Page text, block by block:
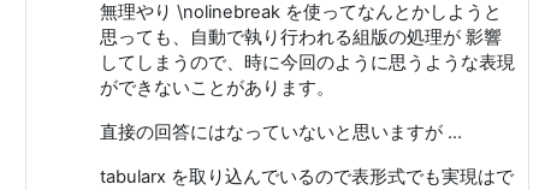
無理やり \nolinebreak を使ってなんとかしようと
思っても、自動で執り行われる組版の処理が 影響
してしまうので、時に今回のように思うような表現
ができないことがあります。
直接の回答にはなっていないと思いますが ...
tabularx を取り込んでいるので表形式でも実現はで